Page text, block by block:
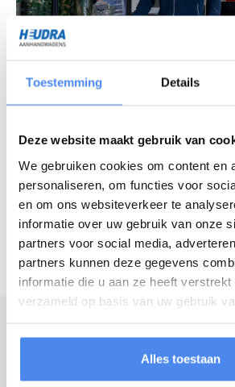
Toestemming Details
Deze website maakt gebruik van
We gebruiken cookies om content en
personaliseren, om functies voor
en om ons websiteverkeer te
informatie over uw gebruik van onze
partners voor social media,
partners kunnen deze gegevens
informatie die u aan ze heeft verstrekt
verzameld op basis van uw gebruik
Alles toestaan
Vragen over ons assortiment?
Openingstijden
Maandag - vrijdag
Zaterdag
De Henra plateauwagen is een sterke